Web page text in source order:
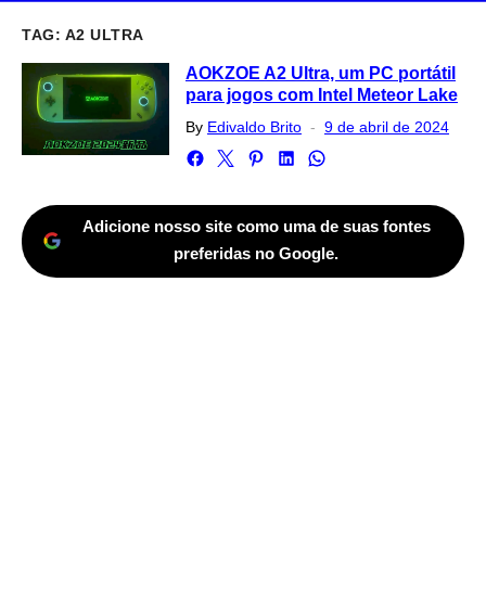
TAG: A2 ULTRA
AOKZOE A2 Ultra, um PC portátil
para jogos com Intel Meteor Lake
By Edivaldo Brito
Posted
9 de abril de 2024
Adicione nosso site como uma de suas fontes
preferidas no Google.